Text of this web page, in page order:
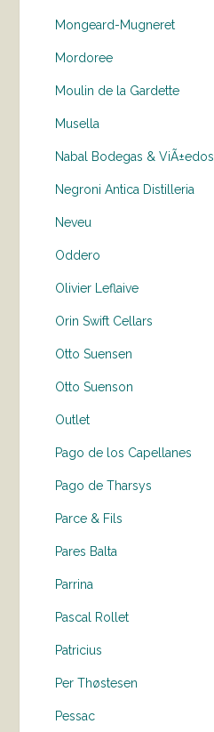
Mongeard-Mugneret
Mordoree
Moulin de la Gardette
Musella
Nabal Bodegas & ViÃ±edos
Negroni Antica Distilleria
Neveu
Oddero
Olivier Leflaive
Orin Swift Cellars
Otto Suensen
Otto Suenson
Outlet
Pago de los Capellanes
Pago de Tharsys
Parce & Fils
Pares Balta
Parrina
Pascal Rollet
Patricius
Per Thøstesen
Pessac